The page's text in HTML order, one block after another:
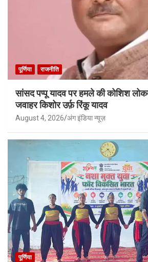
पूर्णिया राजनीति
सांसद पप्पू यादव पर हमले की कोशिश
जवाहर किशोर उर्फ़ रिंकू यादव
August 4, 2026 अंग इंडिया न्यूज़
पूर्णिया